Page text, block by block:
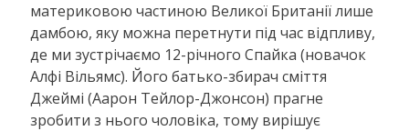
материковою частиною Великої Британії лише
дамбою, яку можна перетнути під час відпливу,
де ми зустрічаємо 12-річного Спайка (новачок
Алфі Вільямс). Його батько-збирач сміття
Джеймі (Аарон Тейлор-Джонсон) прагне
зробити з нього чоловіка, тому вирішує